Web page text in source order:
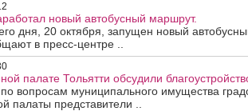
новый автобусный маршрут.
дня, 20 октября, запущен новый
в пресс-центре ..
палате Тольятти обсудили
вопросам муниципального имущества
палаты представители ..